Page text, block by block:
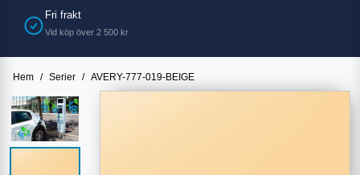
Fri frakt
Vid köp över 2 500 kr
Hem / Serier / AVERY-777-019-BEIGE